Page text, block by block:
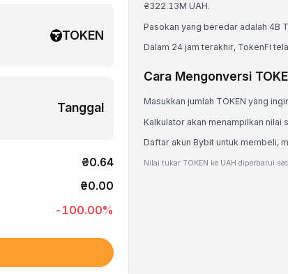
TOKEN
Tanggal
₴0.64
₴0.00
-100.00%
₴322.13M UAH.
Pasokan yang beredar adalah 4B
Dalam 24 jam terakhir, TokenFi
Cara Mengonversi
Masukkan jumlah TOKEN yang
Kalkulator akan menampilkan nilai
Daftar akun Bybit untuk membeli,
Nilai tukar TOKEN ke UAH diperbarui